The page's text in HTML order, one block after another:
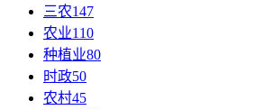
三农147
农业110
种植业80
时政50
农村45